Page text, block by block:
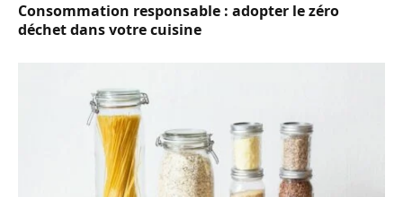
Consommation responsable : adopter le zéro
déchet dans votre cuisine